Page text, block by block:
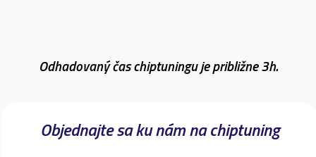
Odhadovaný čas chiptuningu je približne 3h.
Objednajte sa ku nám na chiptuning